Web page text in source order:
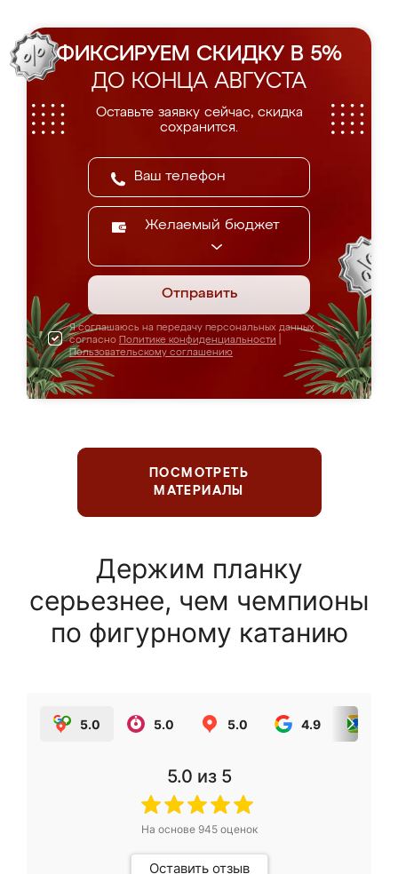
ФИКСИРУЕМ СКИДКУ В 5%
ДО КОНЦА АВГУСТА
Оставьте заявку сейчас, скидка
сохранится.
Желаемый бюджет
Отправить
Я соглашаюсь на передачу персональных данных
согласно Политике конфиденциальности
Пользовательскому соглашению
ПОСМОТРЕТЬ
МАТЕРИАЛЫ
Держим планку
серьезнее, чем чемпионы
по фигурному катанию
5.0 5.0 5.0 4.9
5.0 из 5
На основе 945оценок
Оставить отзыв